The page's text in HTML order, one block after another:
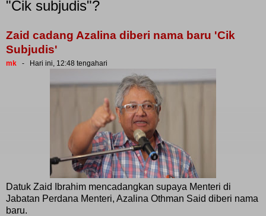
"Cik subjudis"?
Zaid cadang Azalina diberi nama baru 'Cik
Subjudis'
mk - Hari ini, 12:48 tengahari
Datuk Zaid Ibrahim mencadangkan supaya Menteri di
Jabatan Perdana Menteri, Azalina Othman Said diberi nama
baru.